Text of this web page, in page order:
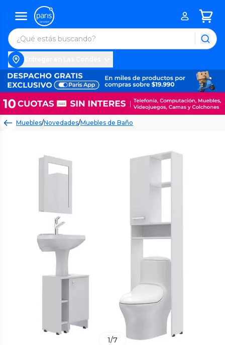
Muebles/Novedades/Muebles de Baño
1/7